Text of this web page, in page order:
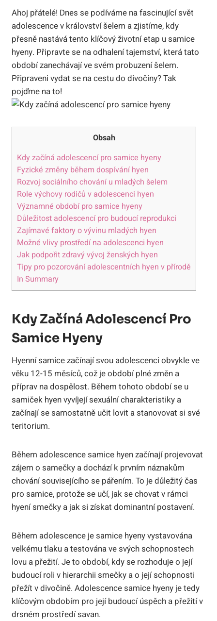
Ahoj přátelé! Dnes se podíváme na fascinující svět
adolescence v království šelem a zjistíme, kdy
přesně nastává tento klíčový životní etap u samice
hyeny. Připravte se na odhalení tajemství, která tato
období zanechávají ve svém probuzení šelem.
Připraveni vydat se na cestu do divočiny? Tak
pojďme na to!
Obsah
Kdy začíná adolescencí pro samice hyeny
Fyzické změny během dospívání hyen
Rozvoj sociálního chování u mladých šelem
Role výchovy rodičů v adolescenci hyen
Významné období pro samice hyeny
Důležitost adolescencí pro budoucí reprodukci
Zajímavé faktory o vývinu mladých hyen
Možné vlivy prostředí na adolescenci hyen
Jak podpořit zdravý vývoj ženských hyen
Tipy pro pozorování adolescentních hyen v přírodě
In Summary
Kdy Začíná Adolescencí Pro
Samice Hyeny
Hyenní samice začínají svou adolescenci obvykle ve
věku 12-15 měsíců, což je období plné změn a
příprav na dospělost. Během tohoto období se u
samiček hyen vyvíjejí sexuální charakteristiky a
začínají se samostatně učit lovit a stanovovat si své
teritorium.
Během adolescence samice hyen začínají projevovat
zájem o samečky a dochází k prvním náznakům
chování souvisejícího se pářením. To je důležitý čas
pro samice, protože se učí, jak se chovat v rámci
hyení smečky a jak si získat dominantní postavení.
Během adolescence je samice hyeny vystavována
velkému tlaku a testována ve svých schopnostech
lovu a přežití. Je to období, kdy se rozhoduje o její
budoucí roli v hierarchii smečky a o její schopnosti
přežít v divočině. Adolescence samice hyeny je tedy
klíčovým obdobím pro její budoucí úspěch a přežití v
drsném prostředí savan.